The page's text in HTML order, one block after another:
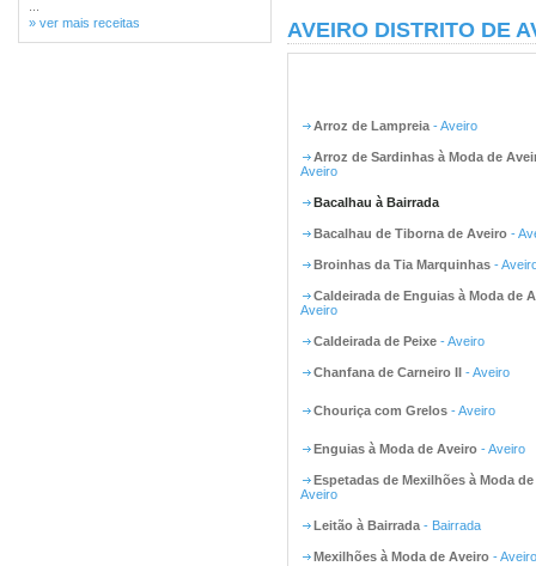
» ver mais receitas
AVEIRO DISTRITO DE
Arroz de Lampreia - Aveiro
Arroz de Sardinhas à Moda de
Aveiro
Bacalhau à Bairrada
Bacalhau de Tiborna de Aveiro -
Broinhas da Tia Marquinhas -
Caldeirada de Enguias à Moda de
Aveiro
Caldeirada de Peixe - Aveiro
Chanfana de Carneiro II - Aveiro
Chouriça com Grelos - Aveiro
Enguias à Moda de Aveiro - Aveiro
Espetadas de Mexilhões à Moda
Aveiro
Leitão à Bairrada - Bairrada
Mexilhões à Moda de Aveiro - Aveiro